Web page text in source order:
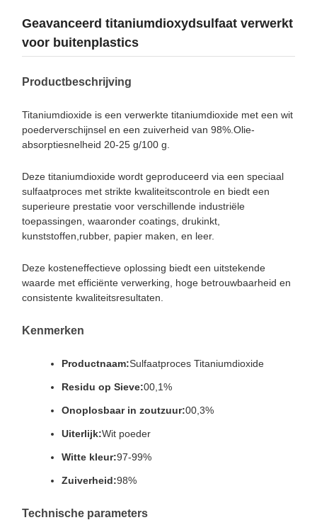
Geavanceerd titaniumdioxydsulfaat verwerkt
voor buitenplastics
Productbeschrijving
Titaniumdioxide is een verwerkte titaniumdioxide met een wit
poederverschijnsel en een zuiverheid van 98%.Olie-
absorptiesnelheid 20-25 g/100 g.
Deze titaniumdioxide wordt geproduceerd via een speciaal
sulfaatproces met strikte kwaliteitscontrole en biedt een
superieure prestatie voor verschillende industriële
toepassingen, waaronder coatings, drukinkt,
kunststoffen,rubber, papier maken, en leer.
Deze kosteneffectieve oplossing biedt een uitstekende
waarde met efficiënte verwerking, hoge betrouwbaarheid en
consistente kwaliteitsresultaten.
Kenmerken
Productnaam:Sulfaatproces Titaniumdioxide
Residu op Sieve:00,1%
Onoplosbaar in zoutzuur:00,3%
Uiterlijk:Wit poeder
Witte kleur:97-99%
Zuiverheid:98%
Technische parameters